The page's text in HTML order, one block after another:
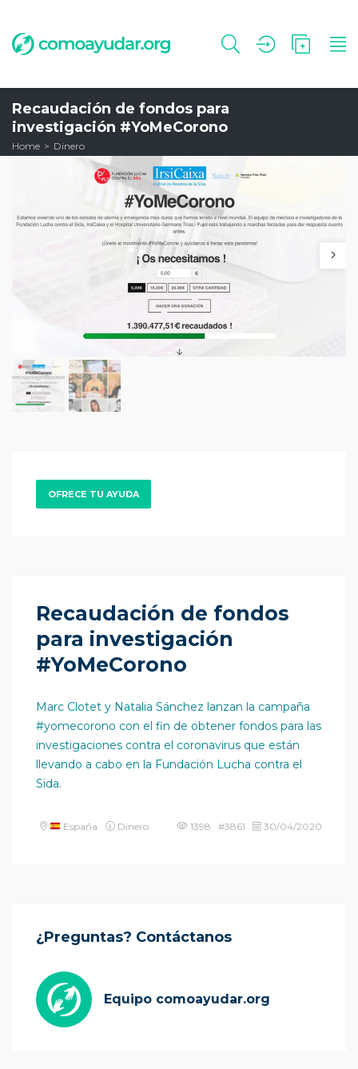
Recaudación de fondos para
investigación #YoMeCorono
Home Dinero
OFRECE TU AYUDA
Recaudación de fondos
para investigación
#YoMeCorono
Marc Clotet y Natalia Sánchez lanzan la campaña
#yomecorono con el fin de obtener fondos para las
investigaciones contra el coronavirus que están
llevando a cabo en la Fundación Lucha contra el
Sida.
España Dinero 1398 #3861 30/04/2020
¿Preguntas? Contáctanos
Equipo comoayudar.org